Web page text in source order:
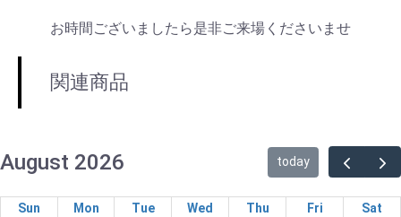
お時間ございましたら是非ご来場くださいませ
関連商品
August 2026 today
Sun Mon Tue Wed Thu Fri
Sat